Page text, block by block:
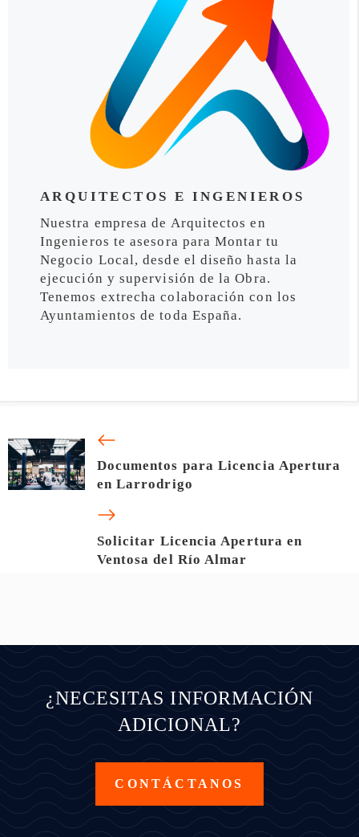
ARQUITECTOS E INGENIEROS
Nuestra empresa de Arquitectos en
Ingenieros te asesora para Montar tu
Negocio Local, desde el diseño hasta la
ejecución y supervisión de la Obra.
Tenemos extrecha colaboración con los
Ayuntamientos de toda España.
Documentos para Licencia Apertura
en Larrodrigo
Solicitar Licencia Apertura en
Ventosa del Río Almar
¿NECESITAS INFORMACIÓN
ADICIONAL?
CONTÁCTANOS